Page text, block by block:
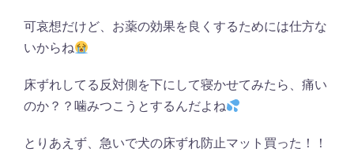
可哀想だけど、お薬の効果を良くするためには仕方な
いからね
床ずれしてる反対側を下にして寝かせてみたら、痛い
のか？？噛みつこうとするんだよね
とりあえず、急いで犬の床ずれ防止マット買った！！